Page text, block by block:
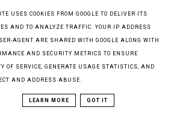
USES COOKIES FROM GOOGLE TO DELIVER ITS
AND TO ANALYZE TRAFFIC. YOUR IP ADDRESS
AGENT ARE SHARED WITH GOOGLE ALONG WITH
AND SECURITY METRICS TO ENSURE
OF SERVICE, GENERATE USAGE STATISTICS, AND
AND ADDRESS ABUSE.
LEARN MORE GOT IT